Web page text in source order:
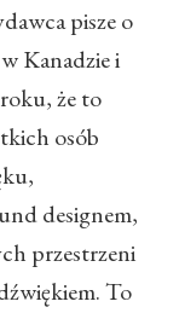
pisze o
Kanadzie i
że to
osób
designem,
przestrzeni
To